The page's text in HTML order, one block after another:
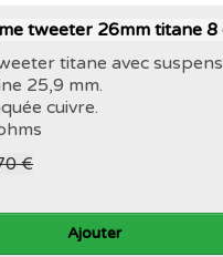
tweeter 26mm titane 8
titane avec
25,9 mm.
cuivre.
€
Ajouter